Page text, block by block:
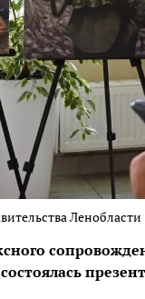
Ленобласти